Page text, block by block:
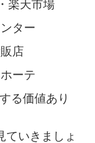
楽天市場
ター
店
ーテ
る価値あり
ていきましょ